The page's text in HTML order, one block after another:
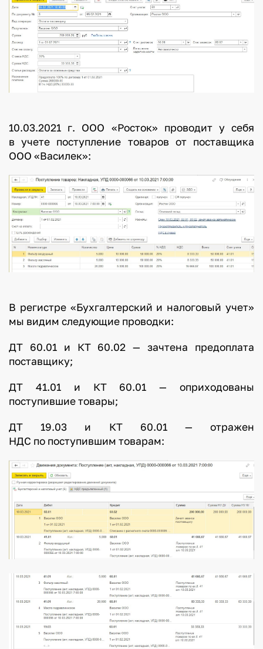
10.03.2021 г. ООО «Росток» проводит у себя
в учете поступление товаров от поставщика
ООО «Василек»:
В регистре «Бухгалтерский и налоговый учет»
мы видим следующие проводки:
ДТ 60.01 и КТ 60.02 — зачтена предоплата
поставщику;
ДТ 41.01 и КТ 60.01 — оприходованы
поступившие товары;
ДТ 19.03 и КТ 60.01 — отражен
НДС по поступившим товарам: